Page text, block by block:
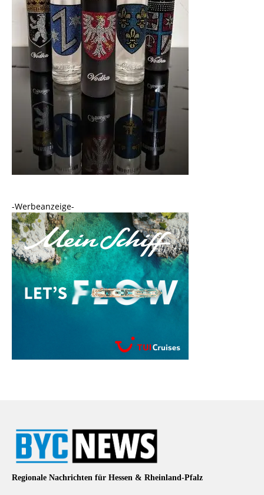
-Werbeanzeige-
Regionale Nachrichten für Hessen & Rheinland-Pfalz